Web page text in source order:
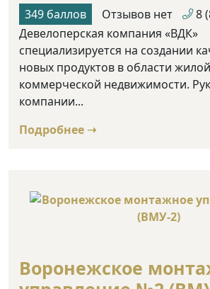
349 баллов Отзывов нет
8
Девелоперская компания «ВДК»
специализируется на создании
новых продуктов в области
коммерческой недвижимости.
компании...
Подробнее ➝
Воронежское